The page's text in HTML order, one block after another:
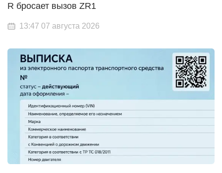
R бросает вызов ZR1
13:47 07 августа 2026